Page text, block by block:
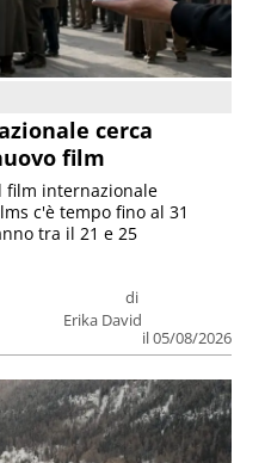
cerca
film
di
Erika David
il 05/08/2026
film internazionale
c'è tempo fino al 31
tra il 21 e 25